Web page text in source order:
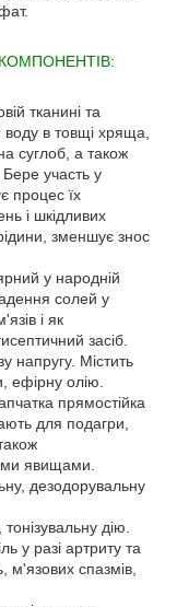
тканині та
в товщі хряща,
суглоб, а також
Бере участь у
процес їх
і шкідливих
зменшує знос
у народній
солей у
і як
засіб.
напругу. Містить
ефірну олію.
прямостійка
для подагри,
явищами.
дезодорувальну
дію.
у разі артриту та
м'язових спазмів,